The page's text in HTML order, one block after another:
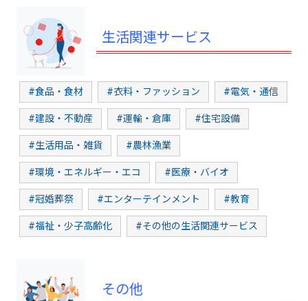
生活関連サービス
#食品・食材 #衣料・ファッション #電気・通信
#建設・不動産 #運輸・倉庫 #住宅設備
#生活用品・雑貨 #農林漁業
#環境・エネルギー・エコ #医療・バイオ
#冠婚葬祭 #エンターテインメント #教育
#福祉・少子高齢化 #その他の生活関連サービス
その他